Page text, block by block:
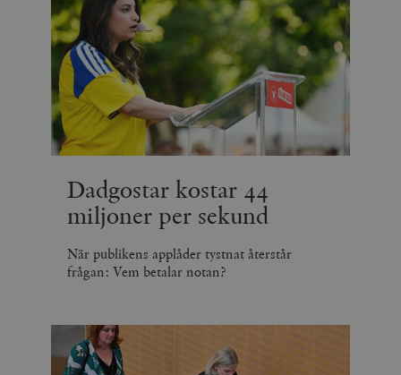
Dadgostar kostar 44
miljoner per sekund
När publikens applåder tystnat återstår
frågan: Vem betalar notan?